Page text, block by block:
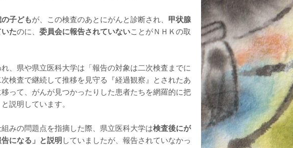
子どもが、この検査のあとにがんと診断され、 甲状腺
たのに、 委員会に報告されていないことがＮＨＫの取
、県や県立医科大学は「報告の対象は二次検査までに
検査で継続して推移を見守る『経過観察』とされたあ
って、がんが見つかったりした患者たちを網羅的に把
説明しています。
みの問題点を指摘した際、県立医科大学は検査後にが
になる」と説明 していましたが、報告されていなかっ